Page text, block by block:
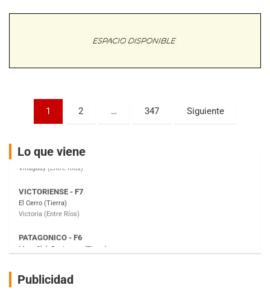
Paginación
entradas
1 2 … 347 Siguiente
Lo que viene
Trenque Lauquen (Buenos Aires)
Parque de la Velocidad (Asfalto)
Villaguay (Entre Ríos)
El Cerro (Tierra)
Victoria (Entre Ríos)
Moto Club Reginense (Tierra)
Gral. E. Godoy (Río Negro)
Juventud Unida (Tierra)
NORESTE SANTAFESINO - F6
Ciudad de Avellaneda (Asfalto)
Publicidad